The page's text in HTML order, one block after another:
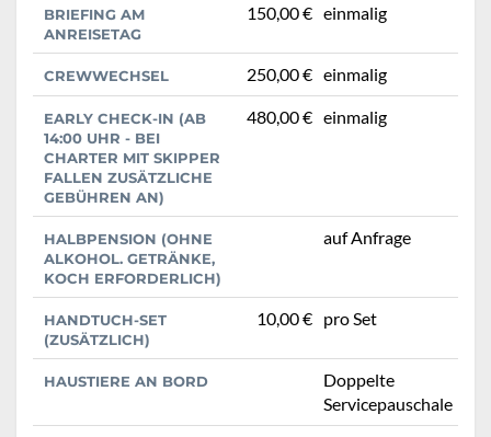
BRIEFING AM
ANREISETAG
150,00 € einmalig
CREWWECHSEL 250,00 € einmalig
EARLY CHECK-IN (AB
14:00 UHR - BEI
CHARTER MIT SKIPPER
FALLEN ZUSÄTZLICHE
GEBÜHREN AN)
480,00 € einmalig
HALBPENSION (OHNE
ALKOHOL. GETRÄNKE,
KOCH ERFORDERLICH)
auf Anfrage
HANDTUCH-SET
(ZUSÄTZLICH)
10,00 € pro Set
HAUSTIERE AN BORD
Doppelte
Servicepauschale